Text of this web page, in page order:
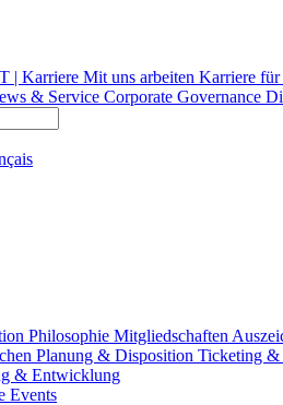
| Karriere Mit uns arbeiten Karriere
& Service Corporate Governance
Philosophie Mitgliedschaften
Planung & Disposition Ticketing &
& Entwicklung
Events